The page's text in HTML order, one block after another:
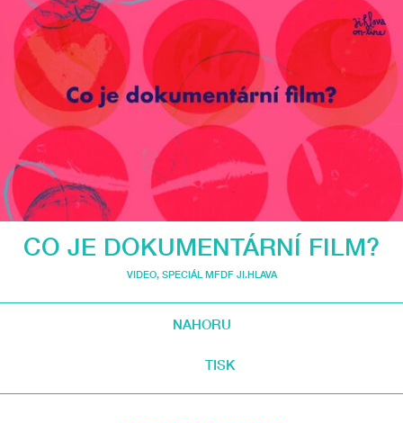
CO JE DOKUMENTÁRNÍ FILM?
VIDEO, SPECIÁL MFDF JI.HLAVA
NAHORU
TISK